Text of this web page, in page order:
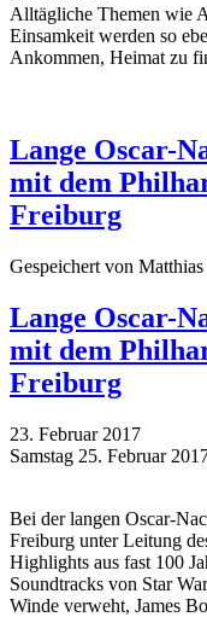
Alltägliche Themen wie
Einsamkeit werden so
Ankommen, Heimat zu
Lange Oscar-
mit dem
Freiburg
Gespeichert von
Lange Oscar-
mit dem
Freiburg
23. Februar 2017
Samstag 25. Februar
Bei der langen Oscar-
Freiburg unter Leitung
Highlights aus fast 100
Soundtracks von Star
Winde verweht, James